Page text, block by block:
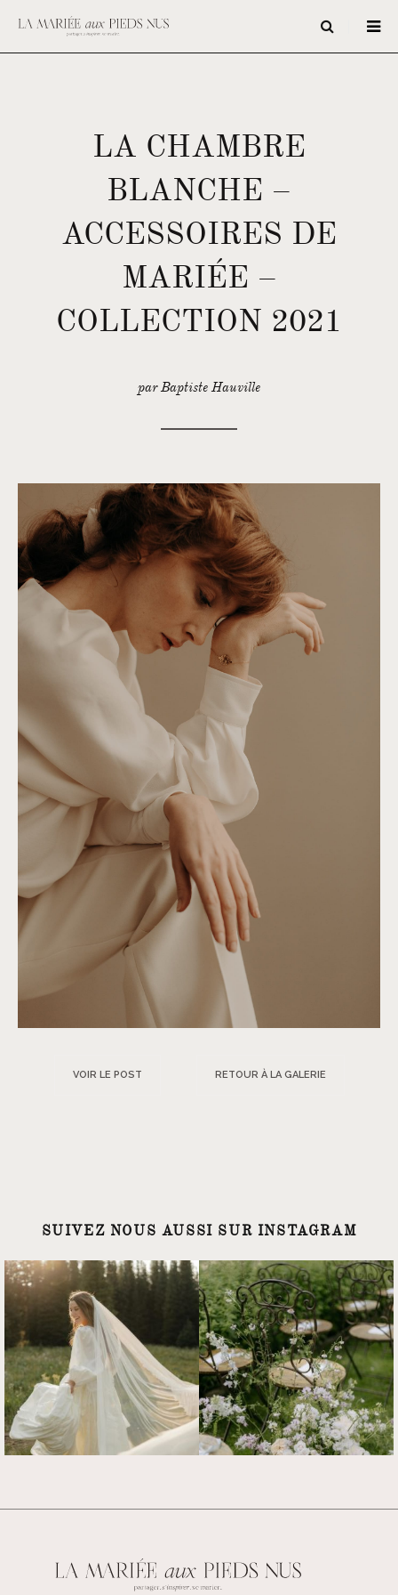
LA CHAMBRE
BLANCHE –
ACCESSOIRES DE
MARIÉE –
COLLECTION 2021
par Baptiste Hauville
VOIR LE POST RETOUR À LA GALERIE
SUIVEZ NOUS AUSSI SUR INSTAGRAM